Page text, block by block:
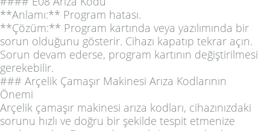
**Anlamı:** Program hatası.
**Çözüm:** Program kartında veya yazılımında bir
sorun olduğunu gösterir. Cihazı kapatıp tekrar açın.
Sorun devam ederse, program kartının değiştirilmesi
gerekebilir.
### Arçelik Çamaşır Makinesi Arıza Kodlarının
Önemi
Arçelik çamaşır makinesi arıza kodları, cihazınızdaki
sorunu hızlı ve doğru bir şekilde tespit etmenize